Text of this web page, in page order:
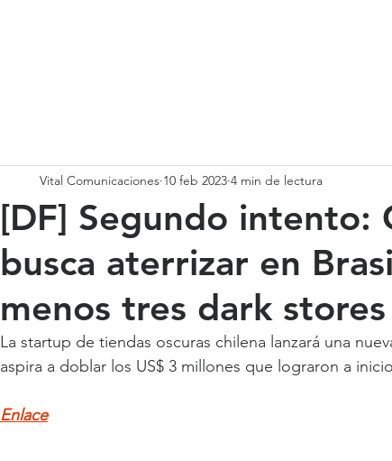
[DF] Segundo intento:
busca aterrizar en
menos tres dark stores
Vital Comunicaciones 10 feb 2023 4 min de lectura
La startup de tiendas oscuras chilena lanzará una
aspira a doblar los US$ 3 millones que lograron a
Enlace